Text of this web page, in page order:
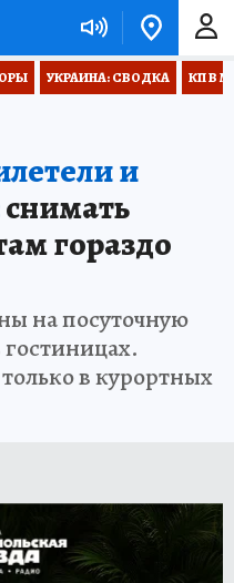
УКРАИНА: СВОДКА КП В
и
снимать
гораздо
на посуточную
в курортных